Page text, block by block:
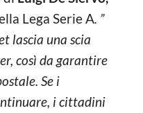
Lega Serie A. ”
lascia una scia
così da garantire
Se i
i cittadini